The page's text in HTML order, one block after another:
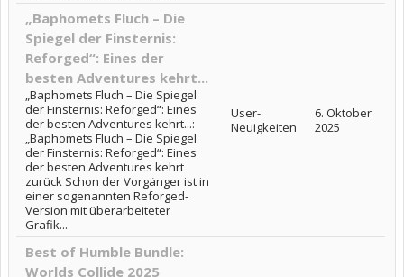
„Baphomets Fluch – Die
Spiegel der Finsternis:
Reforged“: Eines der
besten Adventures kehrt...
„Baphomets Fluch – Die Spiegel
der Finsternis: Reforged“: Eines
der besten Adventures kehrt...:
„Baphomets Fluch – Die Spiegel
der Finsternis: Reforged“: Eines
der besten Adventures kehrt
zurück Schon der Vorgänger ist in
einer sogenannten Reforged-
Version mit überarbeiteter
Grafik...
User-
Neuigkeiten
6. Oktober
2025
Best of Humble Bundle:
Worlds Collide 2025